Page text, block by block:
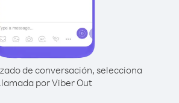
de conversación, selecciona
por Viber Out